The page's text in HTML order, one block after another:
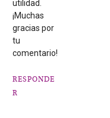
utilidad.
¡Muchas
gracias por
tu
comentario!
RESPONDE
R